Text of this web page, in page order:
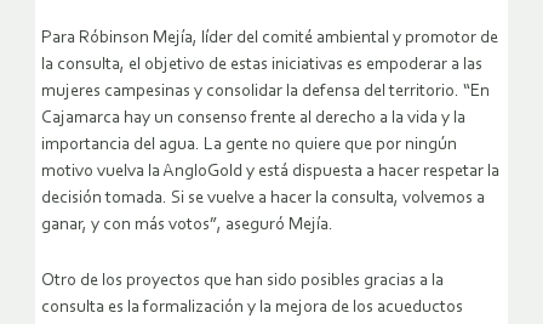
Para Róbinson Mejía, líder del comité ambiental y promotor de
la consulta, el objetivo de estas iniciativas es empoderar a las
mujeres campesinas y consolidar la defensa del territorio. “En
Cajamarca hay un consenso frente al derecho a la vida y la
importancia del agua. La gente no quiere que por ningún
motivo vuelva la AngloGold y está dispuesta a hacer respetar la
decisión tomada. Si se vuelve a hacer la consulta, volvemos a
ganar, y con más votos”, aseguró Mejía.
Otro de los proyectos que han sido posibles gracias a la
consulta es la formalización y la mejora de los acueductos